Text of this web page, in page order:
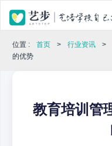
位置 : 首页 > 行业资讯 >
的优势
教育培训管